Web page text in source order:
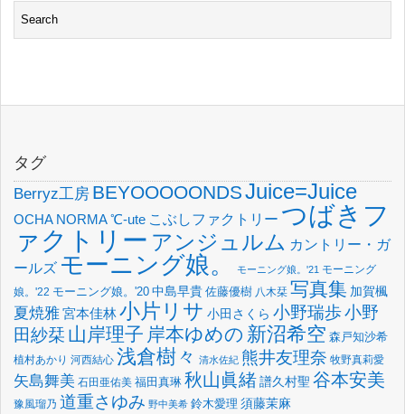
タグ
Berryz工房 BEYOOOOONDSJuice=Juice
OCHA NORMA℃-ute こぶしファクトリー つばきフ
ァクトリー アンジュルム カントリー・ガ
ールズ モーニング娘。 モーニング娘。'21 モーニング
娘。'22 モーニング娘。'20 中島早貴 佐藤優樹 八木栞 写真集 加賀楓
夏焼雅宮本佳林小片リサ 小田さくら 小野瑞歩小野
田紗栞 山岸理子 岸本ゆめの 新沼希空 森戸知沙希
植村あかり 河西結心 浅倉樹々 清水佐紀 熊井友理奈 牧野真莉愛
矢島舞美 石田亜佑美 福田真琳 秋山眞緒譜久村聖 谷本安美
豫風瑠乃 道重さゆみ 野中美希 鈴木愛理 須藤茉麻